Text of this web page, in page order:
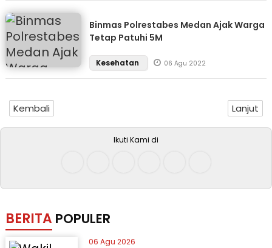
Binmas Polrestabes Medan Ajak Warga
Tetap Patuhi 5M
Kesehatan 06 Agu 2022
Kembali Lanjut
Ikuti Kami di
BERITA POPULER
06 Agu 2026